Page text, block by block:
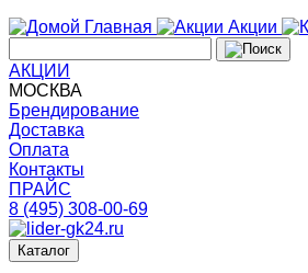
Главная
Акции
АКЦИИ
МОСКВА
Брендирование
Доставка
Оплата
Контакты
ПРАЙС
8 (495) 308-00-69
Каталог